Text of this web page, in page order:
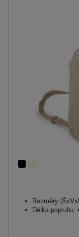
Rozměry
Délka popruhu: